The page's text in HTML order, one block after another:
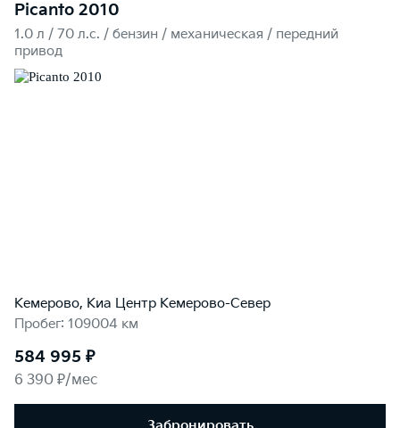
Picanto 2010
1.0 л / 70 л.c. / бензин / механическая / передний
привод
Кемерово, Киа Центр Кемерово-Север
Пробег: 109004 км
584 995 ₽
6 390 ₽/мес